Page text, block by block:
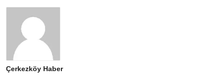
Çerkezköy Haber